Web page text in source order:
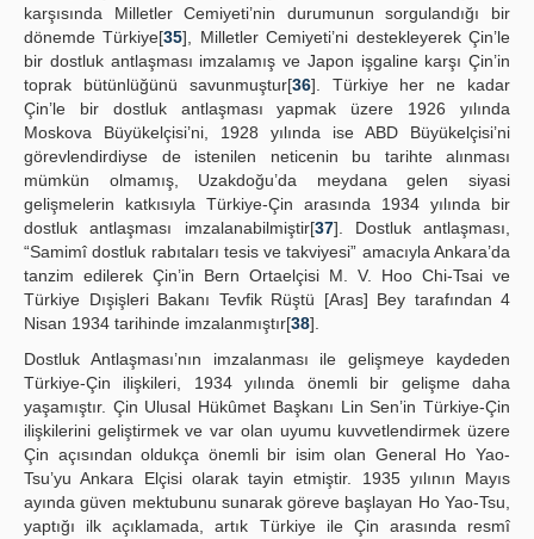
karşısında Milletler Cemiyeti’nin durumunun sorgulandığı bir
dönemde Türkiye[35], Milletler Cemiyeti’ni destekleyerek Çin’le
bir dostluk antlaşması imzalamış ve Japon işgaline karşı Çin’in
toprak bütünlüğünü savunmuştur[36]. Türkiye her ne kadar
Çin’le bir dostluk antlaşması yapmak üzere 1926 yılında
Moskova Büyükelçisi’ni, 1928 yılında ise ABD Büyükelçisi’ni
görevlendirdiyse de istenilen neticenin bu tarihte alınması
mümkün olmamış, Uzakdoğu’da meydana gelen siyasi
gelişmelerin katkısıyla Türkiye-Çin arasında 1934 yılında bir
dostluk antlaşması imzalanabilmiştir[37]. Dostluk antlaşması,
“Samimî dostluk rabıtaları tesis ve takviyesi” amacıyla Ankara’da
tanzim edilerek Çin’in Bern Ortaelçisi M. V. Hoo Chi-Tsai ve
Türkiye Dışişleri Bakanı Tevfik Rüştü [Aras] Bey tarafından 4
Nisan 1934 tarihinde imzalanmıştır[38].
Dostluk Antlaşması’nın imzalanması ile gelişmeye kaydeden
Türkiye-Çin ilişkileri, 1934 yılında önemli bir gelişme daha
yaşamıştır. Çin Ulusal Hükûmet Başkanı Lin Sen’in Türkiye-Çin
ilişkilerini geliştirmek ve var olan uyumu kuvvetlendirmek üzere
Çin açısından oldukça önemli bir isim olan General Ho Yao-
Tsu’yu Ankara Elçisi olarak tayin etmiştir. 1935 yılının Mayıs
ayında güven mektubunu sunarak göreve başlayan Ho Yao-Tsu,
yaptığı ilk açıklamada, artık Türkiye ile Çin arasında resmî